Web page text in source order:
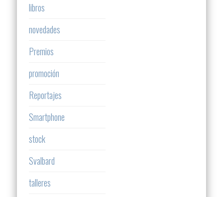
libros
novedades
Premios
promoción
Reportajes
Smartphone
stock
Svalbard
talleres